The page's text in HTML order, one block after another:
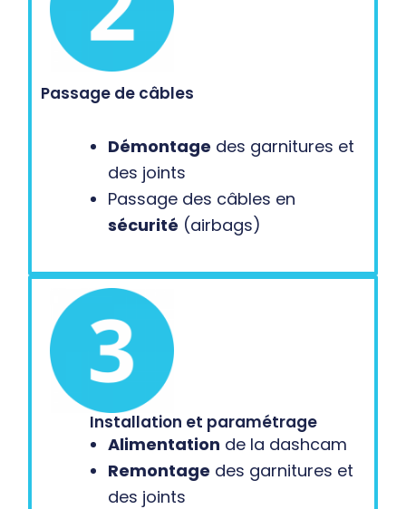
Passage de câbles
Démontage des garnitures et
des joints
Passage des câbles en
sécurité (airbags)
Installation et paramétrage
Alimentation de la dashcam
Remontage des garnitures et
des joints